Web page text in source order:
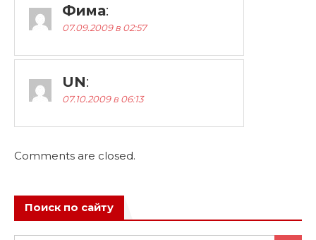
Фима:
07.09.2009 в 02:57
UN:
07.10.2009 в 06:13
Comments are closed.
Поиск по сайту